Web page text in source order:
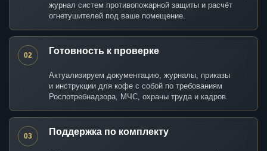
журнал систем противопожарной защиты и расчёт
огнетушителей под ваше помещение.
02 Готовность к проверке
Актуализируем документацию, журналы, приказы
и инструкции для кофе с собой по требованиям
Роспотребнадзора, МЧС, охраны труда и кадров.
03 Поддержка по комплекту